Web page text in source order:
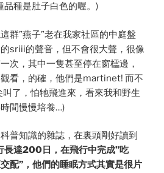
種是肚子白色的喔。)
群”燕子”老在我家社區的中庭盤
sriii的聲音，但不會很大聲，很像
次，其中一隻甚至停在窗櫺邊，
看，的確，他們是martinet! 而不
了，怕牠飛進來，看來我和野生
間慢慢培養…)
普知識的雜誌，在裏頭剛好讀到
達200日，在飛行中完成”吃
配”，他們的睡眠方式其實是很片